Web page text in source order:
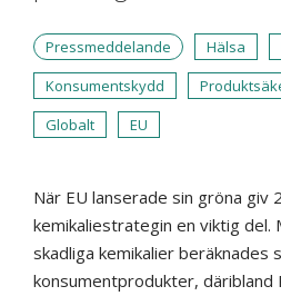
Pressmeddelande Hälsa
Konsumentskydd
Globalt
EU
När EU lanserade sin gröna giv
kemikaliestrategin en viktig del.
skadliga kemikalier beräknades
konsumentprodukter, däribland